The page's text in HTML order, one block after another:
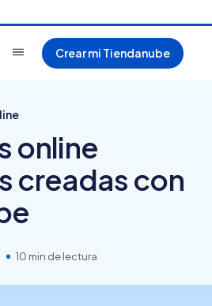
Crear mi Tiendanube
online
creadas con
10 min de lectura